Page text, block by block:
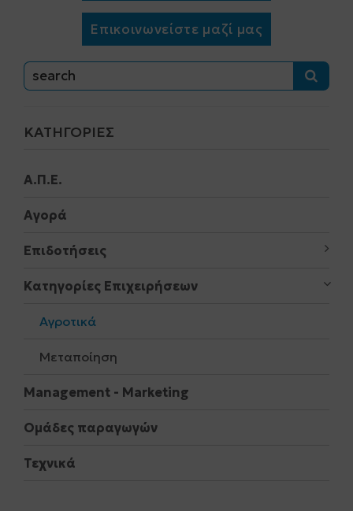
Επικοινωνείστε μαζί μας
ΚΑΤΗΓΟΡΊΕΣ
Α.Π.Ε.
Αγορά
Επιδοτήσεις
Κατηγορίες Επιχειρήσεων
Αγροτικά
Μεταποίηση
Μanagement - Marketing
Ομάδες παραγωγών
Τεχνικά